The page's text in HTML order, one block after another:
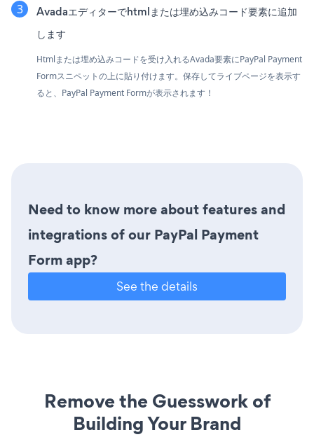
Avadaエディターでhtmlまたは埋め込みコード要素に追加
します
Htmlまたは埋め込みコードを受け入れるAvada要素にPayPal Payment
Formスニペットの上に貼り付けます。保存してライブページを表示す
ると、PayPal Payment Formが表示されます！
Need to know more about features and
integrations of our PayPal Payment
Form app?
See the details
Remove the Guesswork of
Building Your Brand